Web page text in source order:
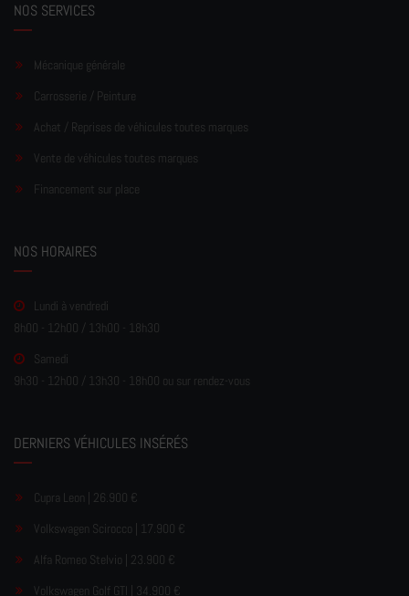
NOS SERVICES
Mécanique générale
Carrosserie / Peinture
Achat / Reprises de véhicules toutes marques
Vente de véhicules toutes marques
Financement sur place
NOS HORAIRES
Lundi à vendredi
8h00 - 12h00 / 13h00 - 18h30
Samedi
9h30 - 12h00 / 13h30 - 18h00 ou sur rendez-vous
DERNIERS VÉHICULES INSÉRÉS
Cupra Leon | 26.900 €
Volkswagen Scirocco | 17.900 €
Alfa Romeo Stelvio | 23.900 €
Volkswagen Golf GTI | 34.900 €